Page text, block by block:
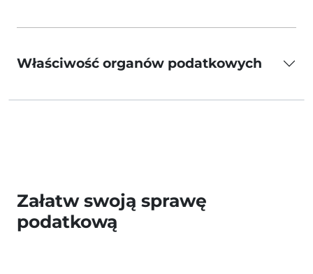
Właściwość organów podatkowych
Załatw swoją sprawę
podatkową